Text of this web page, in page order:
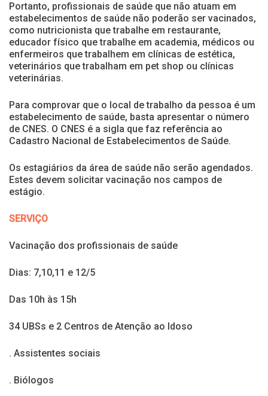
Portanto, profissionais de saúde que não atuam em
estabelecimentos de saúde não poderão ser vacinados,
como nutricionista que trabalhe em restaurante,
educador físico que trabalhe em academia, médicos ou
enfermeiros que trabalhem em clínicas de estética,
veterinários que trabalham em pet shop ou clínicas
veterinárias.
Para comprovar que o local de trabalho da pessoa é um
estabelecimento de saúde, basta apresentar o número
de CNES. O CNES é a sigla que faz referência ao
Cadastro Nacional de Estabelecimentos de Saúde.
Os estagiários da área de saúde não serão agendados.
Estes devem solicitar vacinação nos campos de
estágio.
SERVIÇO
Vacinação dos profissionais de saúde
Dias: 7,10,11 e 12/5
Das 10h às 15h
34 UBSs e 2 Centros de Atenção ao Idoso
. Assistentes sociais
. Biólogos